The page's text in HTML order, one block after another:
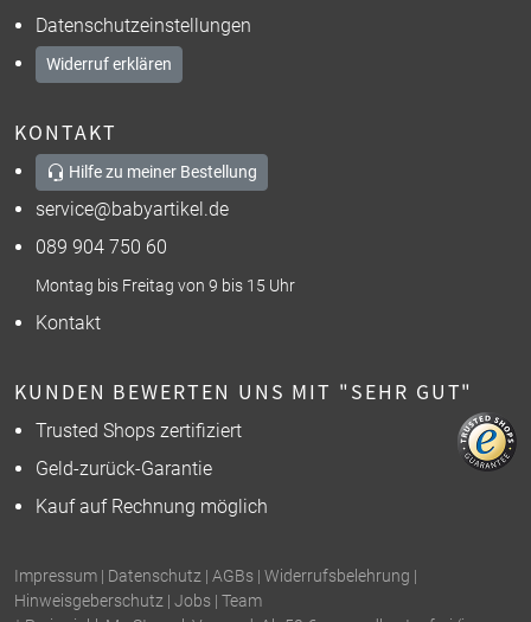
Datenschutzeinstellungen
Widerruf erklären
KONTAKT
Hilfe zu meiner Bestellung
service@babyartikel.de
089 904 750 60
Montag bis Freitag von 9 bis 15 Uhr
Kontakt
KUNDEN BEWERTEN UNS MIT "SEHR GUT"
Trusted Shops zertifiziert
Geld-zurück-Garantie
Kauf auf Rechnung möglich
Impressum | Datenschutz | AGBs | Widerrufsbelehrung |
Hinweisgeberschutz | Jobs | Team